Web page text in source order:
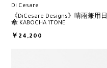
Di Cesare
《DiCesare Designs》晴雨兼用日
傘 KABOCHA 1TONE
￥24,200